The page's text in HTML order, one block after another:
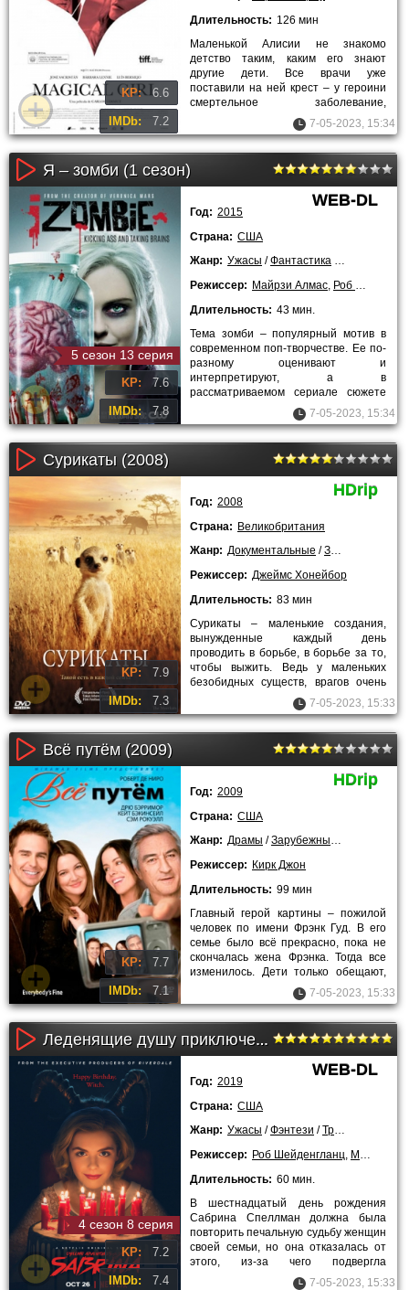
KP: 6.6
IMDb: 7.2
Длительность: 126 мин
Маленькой Алисии не знакомо
детство таким, каким его знают
другие дети. Все врачи уже
поставили на ней крест – у героини
смертельное заболевание,
ежеминутно убивающее ребёнка.
Чтобы хоть
7-05-2023, 15:34
Я – зомби (1 сезон)
5 сезон 13 серия
KP: 7.6
IMDb: 7.8
WEB-DL
Год: 2015
Страна: США
Жанр: Ужасы /Фантастика Драмы
Режиссер: Майрзи Алмас, Роб Тома
Длительность: 43 мин.
Тема зомби – популярный мотив в
современном поп-творчестве. Ее по-
разному оценивают и
интерпретируют, а в
рассматриваемом сериале сюжете
закрутили таким образом, что
приобретенный талант
7-05-2023, 15:34
Сурикаты (2008)
KP: 7.9
IMDb: 7.3
HDrip
Год: 2008
Страна: Великобритания
Жанр: Документальные /Зарубежные
Режиссер: Джеймс Хонейбор
Длительность: 83 мин
Сурикаты – маленькие создания,
вынужденные каждый день
проводить в борьбе, в борьбе за то,
чтобы выжить. Ведь у маленьких
безобидных существ, врагов очень
много. Они строят дома, создают
7-05-2023, 15:33
Всё путём (2009)
KP: 7.7
IMDb: 7.1
HDrip
Год: 2009
Страна: США
Жанр: Драмы /Зарубежные /
Режиссер: Кирк Джон
Длительность: 99 мин
Главный герой картины – пожилой
человек по имени Фрэнк Гуд. В его
семье было всё прекрасно, пока не
скончалась жена Фрэнка. Тогда все
изменилось. Дети только обещают,
что навестят отца, а
7-05-2023, 15:33
Леденящие душу приключения Сабрины (2 сезон)
4 сезон 8 серия
KP: 7.2
IMDb: 7.4
WEB-DL
Год: 2019
Страна: США
Жанр: Ужасы /Фэнтези /Триллеры
Режиссер: Роб Шейденгланц, Мэгги Кили
Длительность: 60 мин.
В шестнадцатый день рождения
Сабрина Спеллман должна была
повторить печальную судьбу женщин
своей семьи, но она отказалась от
этого, из-за чего подвергла
смертельной опасности всех живых
7-05-2023, 15:33